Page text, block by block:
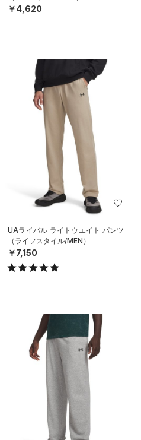
￥4,620
UAライバル ライトウエイト パンツ
（ライフスタイル/MEN）
￥7,150